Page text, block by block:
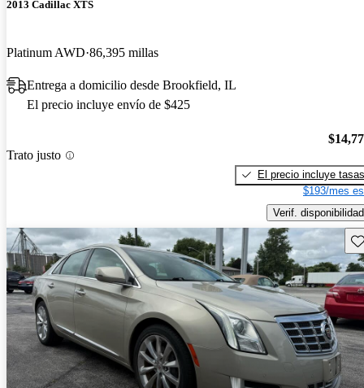
2013 Cadillac XTS
Platinum AWD 86,395 millas
Entrega a domicilio desde Brookfield, IL
El precio incluye envío de $425
Trato justo
El precio incluye tasas
$193/mes
Verif. disponibilidad